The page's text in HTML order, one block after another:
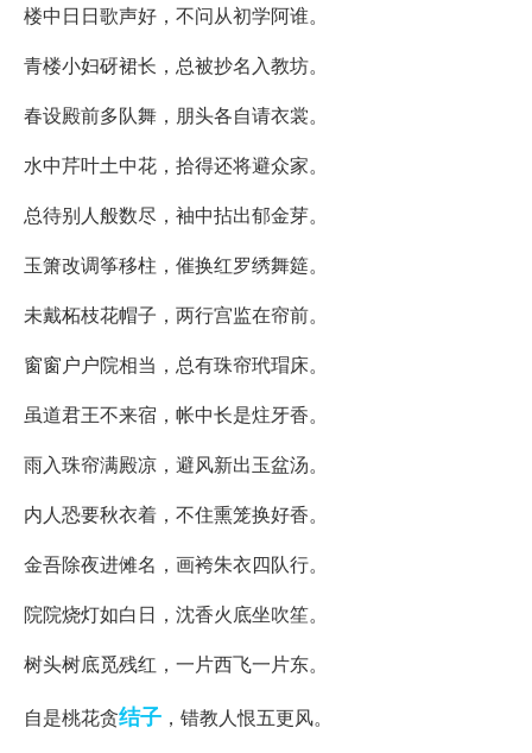
楼中日日歌声好，不问从初学阿谁。
青楼小妇砑裙长，总被抄名入教坊。
春设殿前多队舞，朋头各自请衣裳。
水中芹叶土中花，拾得还将避众家。
总待别人般数尽，袖中拈出郁金芽。
玉箫改调筝移柱，催换红罗绣舞筵。
未戴柘枝花帽子，两行宫监在帘前。
窗窗户户院相当，总有珠帘玳瑁床。
虽道君王不来宿，帐中长是炷牙香。
雨入珠帘满殿凉，避风新出玉盆汤。
内人恐要秋衣着，不住熏笼换好香。
金吾除夜进傩名，画袴朱衣四队行。
院院烧灯如白日，沈香火底坐吹笙。
树头树底觅残红，一片西飞一片东。
自是桃花贪结子 ，错教人恨五更风。